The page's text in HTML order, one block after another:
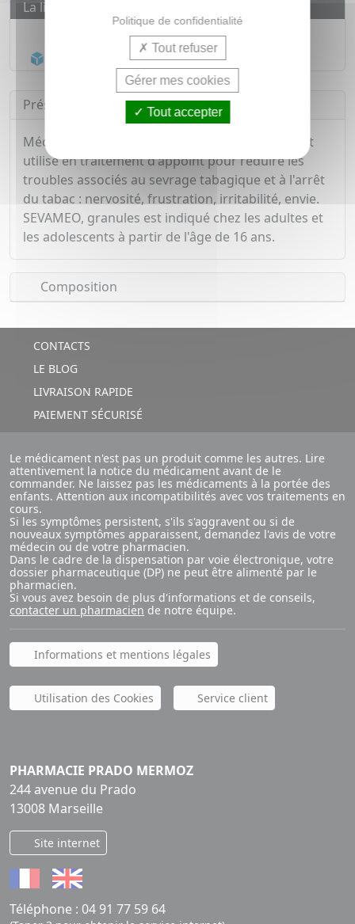
La livraison
Livraison gratuite dès55€
Acheminement Chronopost
Présentation
Médicament homéopathique traditionnellement
utilisé en traitement d'appoint pour réduire les
troubles associés au sevrage tabagique et à l'arrêt
du tabac : nervosité, frustration, irritabilité, envie.
SEVAMEO, granules est indiqué chez les adultes et
les adolescents à partir de l'âge de 16 ans.
Composition
CONTACTS
LE BLOG
LIVRAISON RAPIDE
PAIEMENT SÉCURISÉ
Le médicament n'est pas un produit comme les autres. Lire
attentivement la notice du médicament avant de le
commander. Ne laissez pas les médicaments à la portée des
enfants. Attention aux incompatibilités avec vos traitements en
cours.
Si les symptômes persistent, s'ils s'aggravent ou si de
nouveaux symptômes apparaissent, demandez l'avis de votre
médecin ou de votre pharmacien.
Dans le cadre de la dispensation par voie électronique, votre
dossier pharmaceutique (DP) ne peut être alimenté par le
pharmacien.
Si vous avez besoin de plus d'informations et de conseils,
contacter un pharmacien de notre équipe.
Informations et mentions légales
Utilisation des Cookies Service client
PHARMACIE PRADO MERMOZ
244 avenue du Prado
13008 Marseille
Site internet
Téléphone : 04 91 77 59 64
Politique de confidentialité
Tout refuser
Gérer mes cookies
Tout accepter